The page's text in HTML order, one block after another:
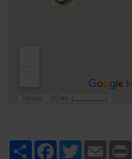
ShareFacebook
TwitterEmail